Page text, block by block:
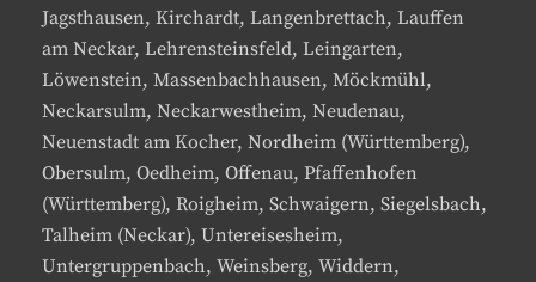
Jagsthausen, Kirchardt, Langenbrettach, Lauffen
am Neckar, Lehrensteinsfeld, Leingarten,
Löwenstein, Massenbachhausen, Möckmühl,
Neckarsulm, Neckarwestheim, Neudenau,
Neuenstadt am Kocher, Nordheim (Württemberg),
Obersulm, Oedheim, Offenau, Pfaffenhofen
(Württemberg), Roigheim, Schwaigern, Siegelsbach,
Talheim (Neckar), Untereisesheim,
Untergruppenbach, Weinsberg, Widdern,